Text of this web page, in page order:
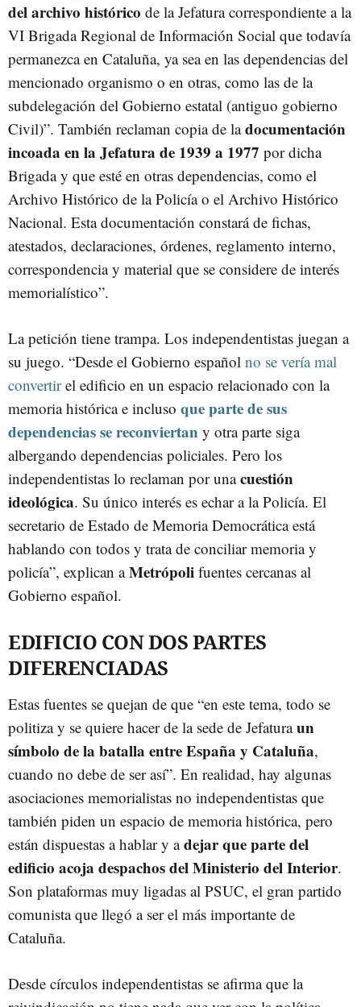
del archivo histórico de la Jefatura correspondiente a la
VI Brigada Regional de Información Social que todavía
permanezca en Cataluña, ya sea en las dependencias del
mencionado organismo o en otras, como las de la
subdelegación del Gobierno estatal (antiguo gobierno
Civil)”. También reclaman copia de ladocumentación
incoada en la Jefatura de 1939 a 1977 por dicha
Brigada y que esté en otras dependencias, como el
Archivo Histórico de la Policía o el Archivo Histórico
Nacional. Esta documentación constará de fichas,
atestados, declaraciones, órdenes, reglamento interno,
correspondencia y material que se considere de interés
memorialístico”.
La petición tiene trampa. Los independentistas juegan a
su juego. “Desde el Gobierno español no se vería mal
convertirel edificio en un espacio relacionado con la
memoria histórica e incluso que parte de sus
dependencias se reconviertan y otra parte siga
albergando dependencias policiales. Pero los
independentistas lo reclaman por unacuestión
ideológica. Su único interés es echar a la Policía. El
secretario de Estado de Memoria Democrática está
hablando con todos y trata de conciliar memoria y
policía”, explican aMetrópoli fuentes cercanas al
Gobierno español.
EDIFICIO CON DOS PARTES
DIFERENCIADAS
Estas fuentes se quejan de que “en este tema, todo se
politiza y se quiere hacer de la sede de Jefaturaun
símbolo de la batalla entre España y Cataluña,
cuando no debe de ser así”. En realidad, hay algunas
asociaciones memorialistas no independentistas que
también piden un espacio de memoria histórica, pero
están dispuestas a hablar y adejar que parte del
edificio acoja despachos del Ministerio del Interior.
Son plataformas muy ligadas al PSUC, el gran partido
comunista que llegó a ser el más importante de
Cataluña.
Desde círculos independentistas se afirma que la